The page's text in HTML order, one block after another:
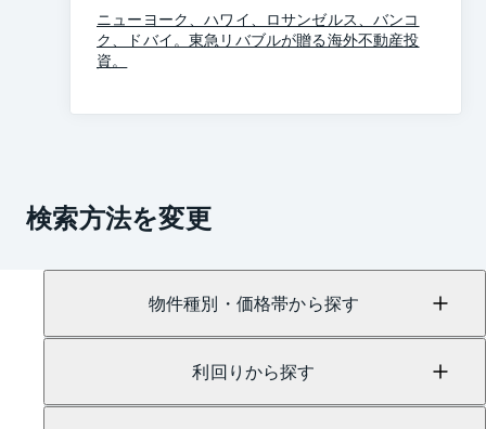
ニューヨーク、ハワイ、ロサンゼルス、バンコ
ク、ドバイ。東急リバブルが贈る海外不動産投
資。
検索方法を変更
物件種別・価格帯から探す
利回りから探す